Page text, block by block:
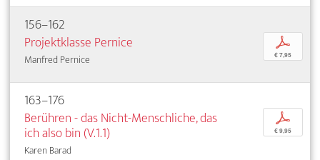
156–162
Projektklasse Pernice
Manfred Pernice
p
€ 7,95
163–176
Berühren - das Nicht-Menschliche, das
ich also bin (V.1.1)
Karen Barad
p
€ 9,95